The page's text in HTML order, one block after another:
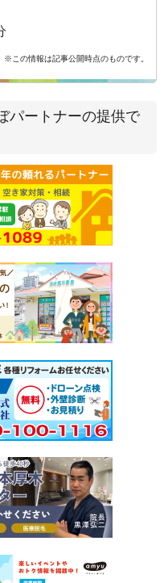
※この情報は記事公開時点のものです。
パートナーの提供で